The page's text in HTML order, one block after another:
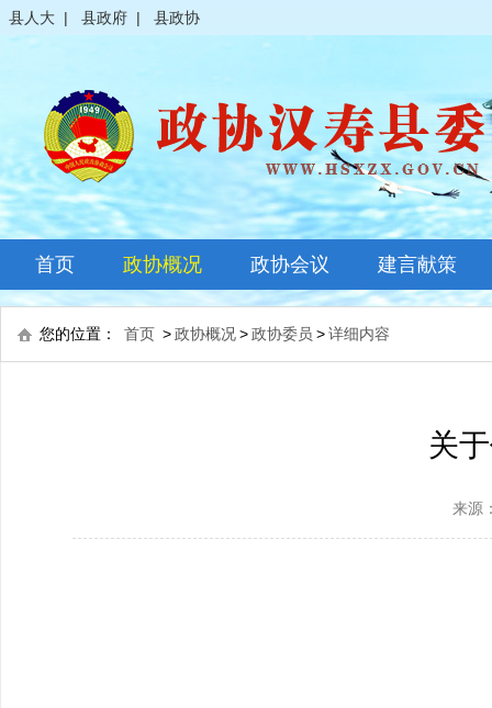
县人大 | 县政府 | 县政协
首页 政协概况
领导之窗
政协会议
常委会议
建言献策
您的位置： 首页 >政协概况>政协委员 >详细内容
关
来源